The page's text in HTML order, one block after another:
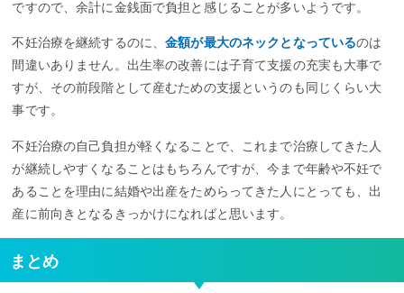
ですので、余計に金銭面で負担と感じることが多いようです。
不妊治療を継続するのに、金額が最大のネックとなっているのは
間違いありません。出生率の改善には子育て支援の充実も大事で
すが、その前段階として産むための支援というのも同じくらい大
事です。
不妊治療の自己負担が軽くなることで、これまで治療してきた人
が継続しやすくなることはもちろんですが、今まで年齢や不妊で
あることを理由に結婚や出産をためらってきた人にとっても、出
産に前向きとなるきっかけになればと思います。
まとめ